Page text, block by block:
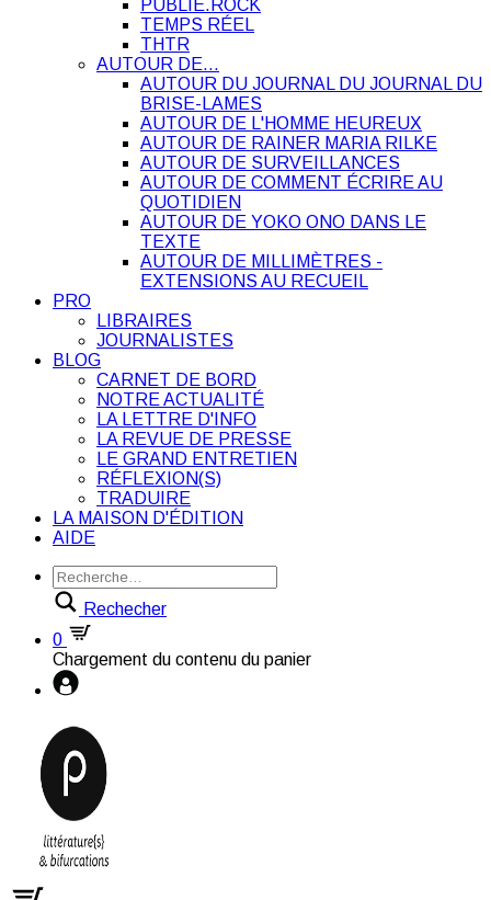
PUBLIE.ROCK
TEMPS RÉEL
THTR
AUTOUR DE…
AUTOUR DU JOURNAL DU JOURNAL DU
BRISE-LAMES
AUTOUR DE L'HOMME HEUREUX
AUTOUR DE RAINER MARIA RILKE
AUTOUR DE SURVEILLANCES
AUTOUR DE COMMENT ÉCRIRE AU
QUOTIDIEN
AUTOUR DE YOKO ONO DANS LE
TEXTE
AUTOUR DE MILLIMÈTRES -
EXTENSIONS AU RECUEIL
PRO
LIBRAIRES
JOURNALISTES
BLOG
CARNET DE BORD
NOTRE ACTUALITÉ
LA LETTRE D'INFO
LA REVUE DE PRESSE
LE GRAND ENTRETIEN
RÉFLEXION(S)
TRADUIRE
LA MAISON D'ÉDITION
AIDE
Rechecher
0
Chargement du contenu du panier